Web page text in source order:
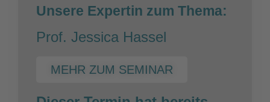
Unsere Expertin zum Thema:
Prof. Jessica Hassel
MEHR ZUM SEMINAR